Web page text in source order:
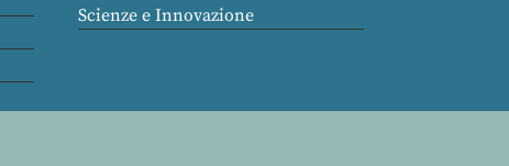
Scienze e Innovazione